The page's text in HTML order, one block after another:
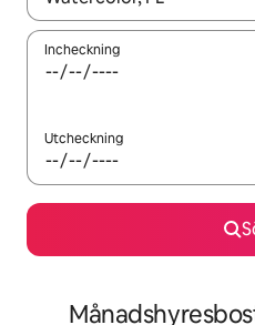
Incheckning
Utcheckning